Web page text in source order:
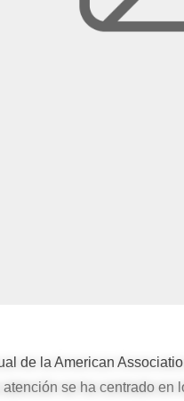
de la American
se ha centrado